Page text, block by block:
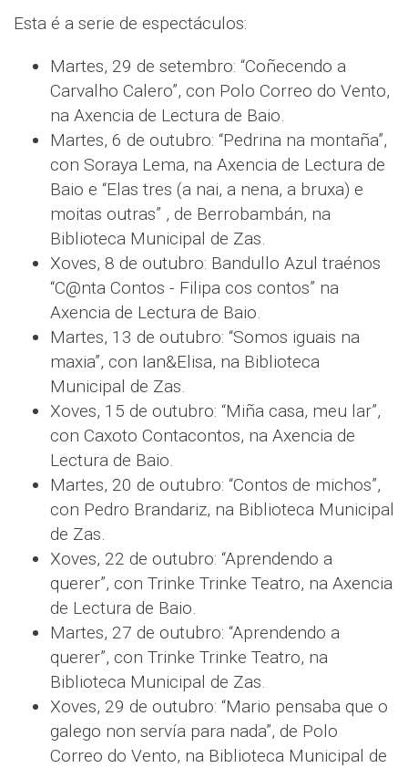
Esta é a serie de espectáculos:
Martes, 29 de setembro: “Coñecendo a
Carvalho Calero”, con Polo Correo do Vento,
na Axencia de Lectura de Baio.
Martes, 6 de outubro: “Pedrina na montaña”,
con Soraya Lema, na Axencia de Lectura de
Baio e “Elas tres (a nai, a nena, a bruxa) e
moitas outras” , de Berrobambán, na
Biblioteca Municipal de Zas.
Xoves, 8 de outubro: Bandullo Azul traénos
“C@nta Contos - Filipa cos contos” na
Axencia de Lectura de Baio.
Martes, 13 de outubro: “Somos iguais na
maxia”, con Ian&Elisa, na Biblioteca
Municipal de Zas.
Xoves, 15 de outubro: “Miña casa, meu lar”,
con Caxoto Contacontos, na Axencia de
Lectura de Baio.
Martes, 20 de outubro: “Contos de michos”,
con Pedro Brandariz, na Biblioteca Municipal
de Zas.
Xoves, 22 de outubro: “Aprendendo a
querer”, con Trinke Trinke Teatro, na Axencia
de Lectura de Baio.
Martes, 27 de outubro: “Aprendendo a
querer”, con Trinke Trinke Teatro, na
Biblioteca Municipal de Zas.
Xoves, 29 de outubro: “Mario pensaba que o
galego non servía para nada”, de Polo
Correo do Vento, na Biblioteca Municipal de